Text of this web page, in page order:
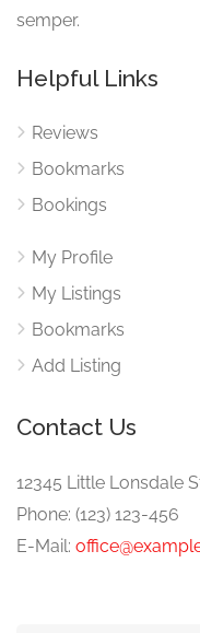
semper.
Helpful Links
Reviews
Bookmarks
Bookings
My Profile
My Listings
Bookmarks
Add Listing
Contact Us
12345 Little Lonsdale
Phone: (123) 123-456
E-Mail: